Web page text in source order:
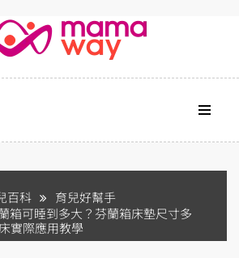
百科
育兒好幫手
箱可睡到多大？芬蘭箱床墊尺寸多
實際應用教學